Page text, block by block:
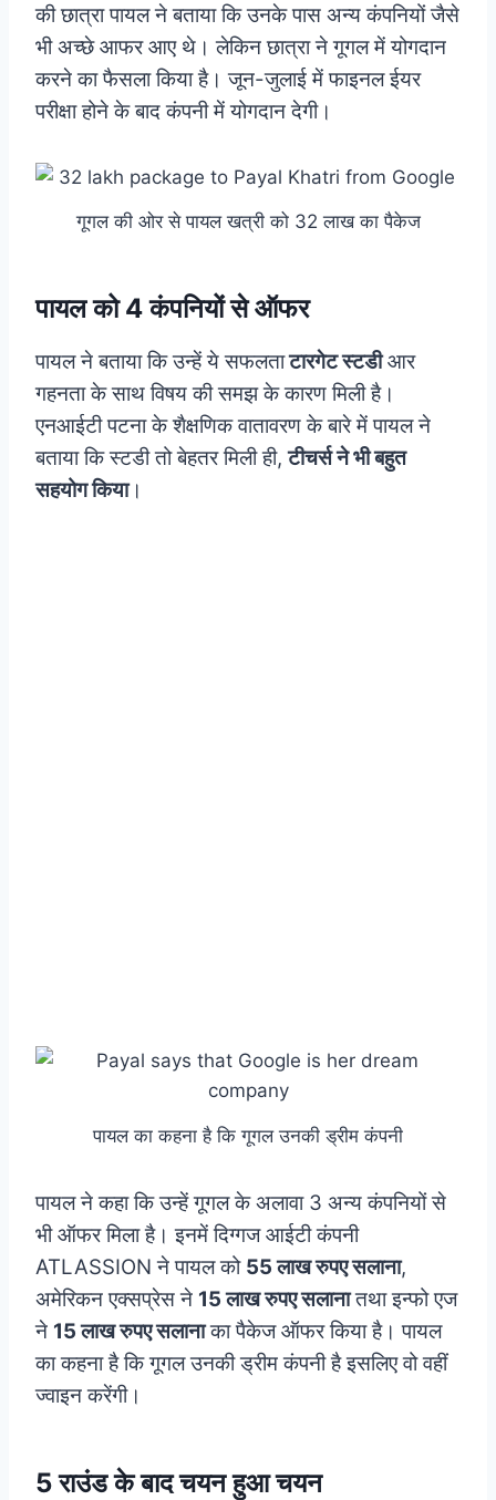
की छात्रा पायल ने बताया कि उनके पास अन्य कंपनियों जैसे
भी अच्छे आफर आए थे। लेकिन छात्रा ने गूगल में योगदान
करने का फैसला किया है। जून-जुलाई में फाइनल ईयर
परीक्षा होने के बाद कंपनी में योगदान देगी।
गूगल की ओर से पायल खत्री को 32 लाख का पैकेज
पायल को 4 कंपनियों से ऑफर
पायल ने बताया कि उन्हें ये सफलताटारगेट स्टडीआर
गहनता के साथ विषय की समझ के कारण मिली है।
एनआईटी पटना के शैक्षणिक वातावरण के बारे में पायल ने
बताया कि स्टडी तो बेहतर मिली ही,टीचर्स ने भी बहुत
सहयोग किया।
पायल का कहना है कि गूगल उनकी ड्रीम कंपनी
पायल ने कहा कि उन्हें गूगल के अलावा 3 अन्य कंपनियों से
भी ऑफर मिला है। इनमें दिग्गज आईटी कंपनी
ATLASSION ने पायल को 55 लाख रुपए सलाना,
अमेरिकन एक्सप्रेस ने 15 लाख रुपए सलानातथा इन्फो एज
ने 15 लाख रुपए सलानाका पैकेज ऑफर किया है। पायल
का कहना है कि गूगल उनकी ड्रीम कंपनी है इसलिए वो वहीं
ज्वाइन करेंगी।
5 राउंड के बाद चयन हुआ चयन